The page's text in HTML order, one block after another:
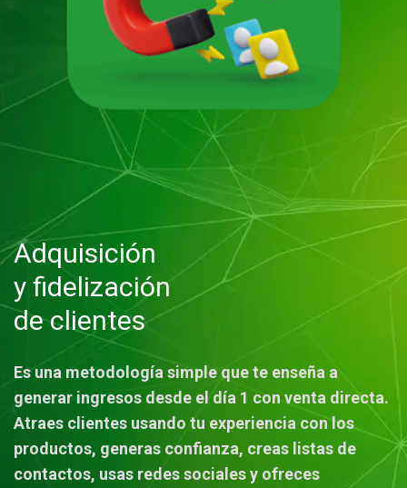
Adquisición
y fidelización
de clientes
Es una metodología simple que te enseña a
generar ingresos desde el día 1 con venta directa.
Atraes clientes usando tu experiencia con los
productos, generas confianza, creas listas de
contactos, usas redes sociales y ofreces